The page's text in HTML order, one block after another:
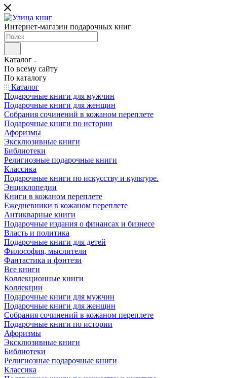
Интернет-магазин подарочных книг
Каталог
По всему сайту
По каталогу
Каталог
Подарочные книги для мужчин
Подарочные книги для женщин
Собрания сочинений в кожаном переплете
Подарочные книги по истории
Афоризмы
Эксклюзивные книги
Библиотеки
Религиозные подарочные книги
Классика
Подарочные книги по искусству и культуре.
Энциклопедии
Книги в кожаном переплете
Ежедневники в кожаном переплете
Антикварные книги
Подарочные издания о финансах и бизнесе
Власть и политика
Подарочные книги для детей
Философия, мыслители
Фантастика и фэнтези
Все книги
Коллекционные книги
Коллекции
Подарочные книги для мужчин
Подарочные книги для женщин
Собрания сочинений в кожаном переплете
Подарочные книги по истории
Афоризмы
Эксклюзивные книги
Библиотеки
Религиозные подарочные книги
Классика